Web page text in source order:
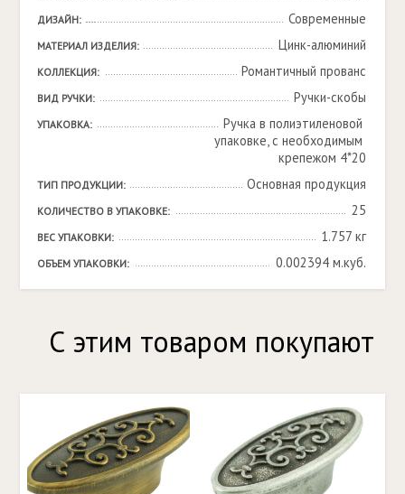
ДИЗАЙН: Современные
МАТЕРИАЛ ИЗДЕЛИЯ: Цинк-алюминий
КОЛЛЕКЦИЯ: Романтичный прованс
ВИД РУЧКИ: Ручки-скобы
УПАКОВКА:
Ручка в полиэтиленовой
упаковке, с необходимым
крепежом 4*20
ТИП ПРОДУКЦИИ: Основная продукция
КОЛИЧЕСТВО В УПАКОВКЕ: 25
ВЕС УПАКОВКИ: 1.757 кг
ОБЪЕМ УПАКОВКИ: 0.002394 м.куб.
С этим товаром покупают